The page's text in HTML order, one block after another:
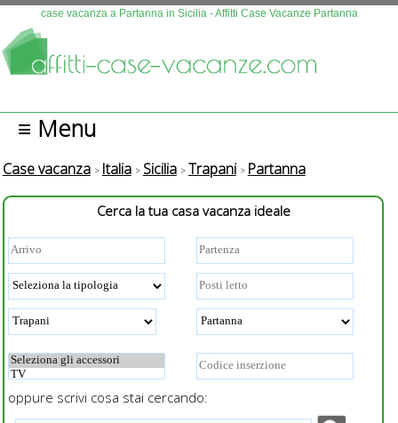
case vacanza a Partanna in Sicilia - Affitti Case Vacanze Partanna
Questo sito fa uso di cookies. Continuando la navigazione se
≡ Menu
Case vacanza Italia Sicilia Trapani Partanna
Cerca la tua casa vacanza ideale
oppure scrivi cosa stai cercando: